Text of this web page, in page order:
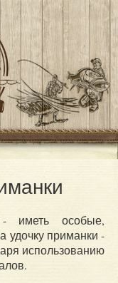
иметь особые,
удочку приманки -
использованию